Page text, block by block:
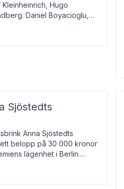
Hugo
Daniel Boyacioglu,
Sjöstedts
Anna Sjöstedts
belopp på 30 000 kronor
lägenhet i Berlin.